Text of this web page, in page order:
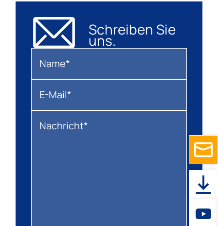
Schreiben Sie
uns.